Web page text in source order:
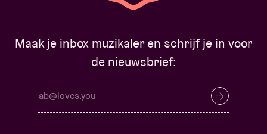
Maak je inbox muzikaler en schrijf je in voor
de nieuwsbrief: